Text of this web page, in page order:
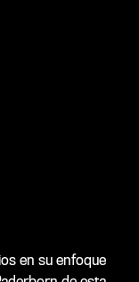
en su enfoque